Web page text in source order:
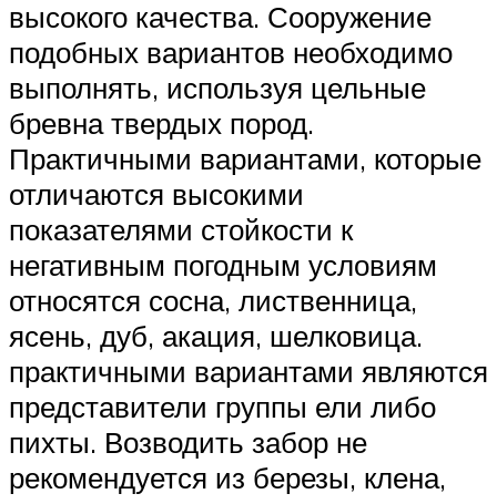
высокого качества. Сооружение
подобных вариантов необходимо
выполнять, используя цельные
бревна твердых пород.
Практичными вариантами, которые
отличаются высокими
показателями стойкости к
негативным погодным условиям
относятся сосна, лиственница,
ясень, дуб, акация, шелковица.
практичными вариантами являются
представители группы ели либо
пихты. Возводить забор не
рекомендуется из березы, клена,